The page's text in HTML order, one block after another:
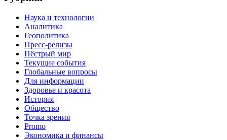
Наука и технологии
Аналитика
Геополитика
Пресс-релизы
Пёстрый мир
Текущие события
Глобальные вопросы
Для информации
Здоровье и красота
История
Общество
Точка зрения
Promo
Экономика и финансы